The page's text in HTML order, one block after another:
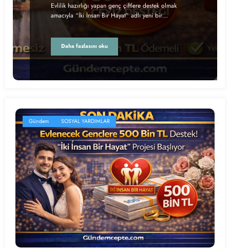
Evlilik hazırlığı yapan genç çiftlere destek olmak
amacıyla “İki İnsan Bir Hayat” adlı yeni bir…
Daha fazlasını oku
Gündem SOSYAL YARDIMLAR